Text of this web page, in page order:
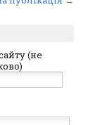
(не